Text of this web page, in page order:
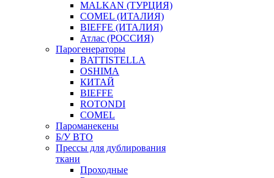
MALKAN (ТУРЦИЯ)
COMEL (ИТАЛИЯ)
BIEFFE (ИТАЛИЯ)
Атлас (РОССИЯ)
Парогенераторы
BATTISTELLA
OSHIMA
КИТАЙ
BIEFFE
ROTONDI
COMEL
Пароманекены
Б/У ВТО
Прессы для дублирования
ткани
Проходные